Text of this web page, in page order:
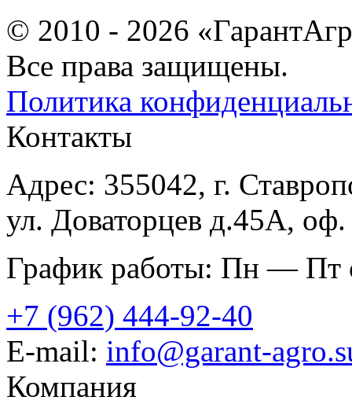
© 2010 - 2026
Все права защищены.
Политика
Контакты
Адрес: 355042, г.
ул. Доваторцев д.45А,
График работы: Пн — Пт
+7 (962) 444-92-40
E-mail: info@garant-
Компания